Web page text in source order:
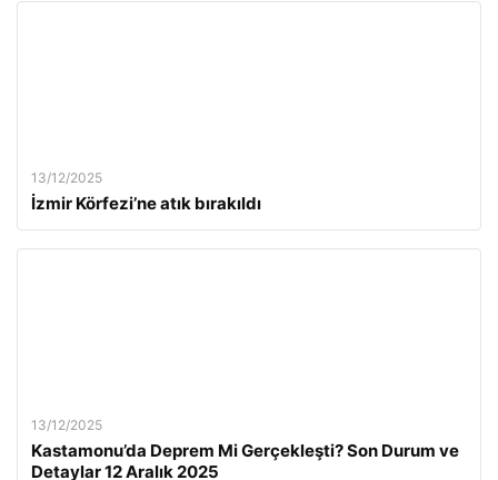
13/12/2025
İzmir Körfezi’ne atık bırakıldı
13/12/2025
Kastamonu’da Deprem Mi Gerçekleşti? Son Durum ve
Detaylar 12 Aralık 2025